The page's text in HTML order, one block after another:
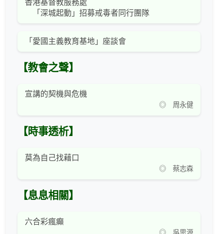
香港基督教服務處
「深城起動」招募戒毒者同行團隊
「愛國主義教育基地」座談會
【教會之聲】
宣講的契機與危機
◎ 周永健
【時事透析】
莫為自己找藉口
◎ 蔡志森
【息息相關】
六合彩瘋癲